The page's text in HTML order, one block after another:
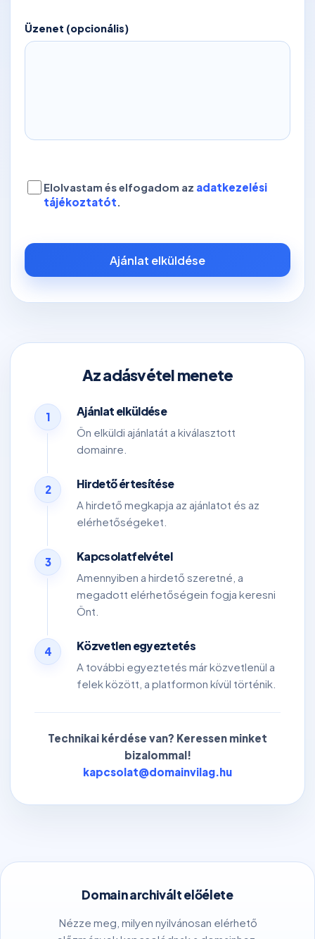
Üzenet (opcionális)
Elolvastam és elfogadom az adatkezelési
tájékoztatót.
Ajánlat elküldése
Az adásvétel menete
1 Ajánlat elküldése
Ön elküldi ajánlatát a kiválasztott
domainre.
2 Hirdető értesítése
A hirdető megkapja az ajánlatot és az
elérhetőségeket.
3 Kapcsolatfelvétel
Amennyiben a hirdető szeretné, a
megadott elérhetőségein fogja keresni
Önt.
4 Közvetlen egyeztetés
A további egyeztetés már közvetlenül a
felek között, a platformon kívül történik.
Technikai kérdése van? Keressen minket
bizalommal!
kapcsolat@domainvilag.hu
Domain archivált előélete
Nézze meg, milyen nyilvánosan elérhető